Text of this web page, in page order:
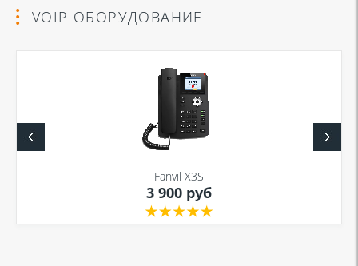
VOIP ОБОРУДОВАНИЕ
Fanvil X3S
3 900 руб